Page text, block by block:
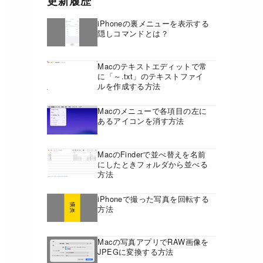
iPhoneの裏メニューを表示する
隠しコマンドとは？
Macのテキストエディットで常
に「～.txt」のテキストファイ
ルを作成する方法
Macのメニューで各項目の左に
あるアイコンを消す方法
MacのFinderで並べ替えを名前
にしたときフォルダから並べる
方法
iPhoneで撮った写真を回転する
方法
Macの写真アプリでRAW画像を
JPEGに変換する方法